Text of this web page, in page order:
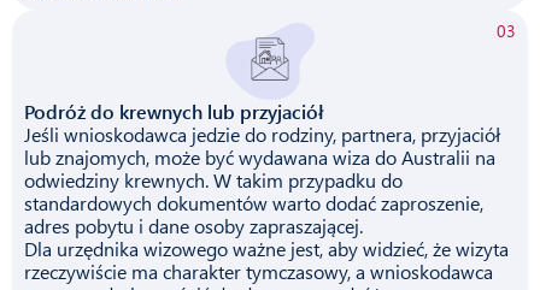
03
Podróż do krewnych lub przyjaciół
Jeśli wnioskodawca jedzie do rodziny, partnera, przyjaciół
lub znajomych, może być wydawana wiza do Australii na
odwiedziny krewnych. W takim przypadku do
standardowych dokumentów warto dodać zaproszenie,
adres pobytu i dane osoby zapraszającej.
Dla urzędnika wizowego ważne jest, aby widzieć, że wizyta
rzeczywiście ma charakter tymczasowy, a wnioskodawca